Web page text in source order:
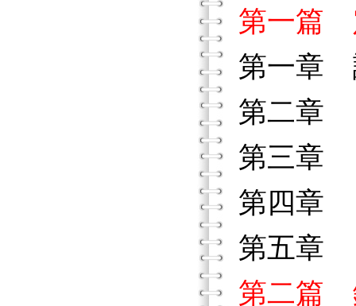
第一篇
第一章
第二章
第三章
第四章
第五章
第二篇